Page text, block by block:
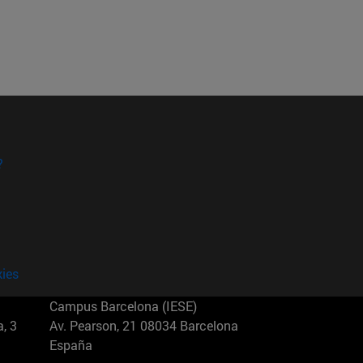
3
Campus Barcelona (IESE)
Av. Pearson, 21 08034 Barcelona
España